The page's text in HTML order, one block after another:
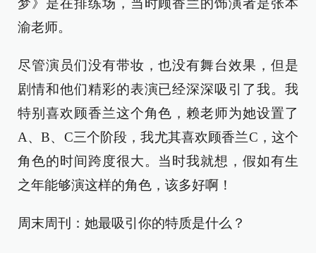
梦》是在排练场，当时顾香兰的饰演者是张本
渝老师。
尽管演员们没有带妆，也没有舞台效果，但是
剧情和他们精彩的表演已经深深吸引了我。我
特别喜欢顾香兰这个角色，赖老师为她设置了
A、B、C三个阶段，我尤其喜欢顾香兰C，这个
角色的时间跨度很大。当时我就想，假如有生
之年能够演这样的角色，该多好啊！
周末周刊：她最吸引你的特质是什么？